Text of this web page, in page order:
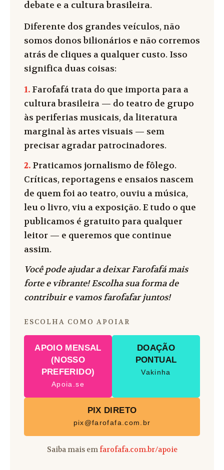
debate e a cultura brasileira.
Diferente dos grandes veículos, não
somos donos bilionários e não corremos
atrás de cliques a qualquer custo. Isso
significa duas coisas:
1. Farofafá trata do que importa para a
cultura brasileira — do teatro de grupo
às periferias musicais, da literatura
marginal às artes visuais — sem
precisar agradar patrocinadores.
2. Praticamos jornalismo de fôlego.
Críticas, reportagens e ensaios nascem
de quem foi ao teatro, ouviu a música,
leu o livro, viu a exposição. E tudo o que
publicamos é gratuito para qualquer
leitor — e queremos que continue
assim.
Você pode ajudar a deixar Farofafá mais
forte e vibrante! Escolha sua forma de
contribuir e vamos farofafar juntos!
ESCOLHA COMO APOIAR
APOIO MENSAL
(NOSSO
PREFERIDO)
Apoia.se
DOAÇÃO
PONTUAL
Vakinha
PIX DIRETO
pix@farofafa.com.br
Saiba mais emfarofafa.com.br/apoie